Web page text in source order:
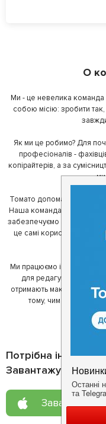
О
Ми - це невелика команда
собою місію: зробити
Як ми це робимо? Для
професіоналів -
копірайтерів, а за
Томато допомагає своїм
Наша команда регулярно
забезпечуємо
це самі користувачі, які
один
Ми працюємо і з
для редагування
отримають максимум
тому, чим він любить
Потрібна
Завантажуйте
Завантажте у